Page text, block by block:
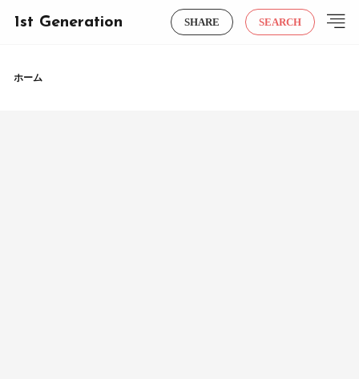
1st Generation SHARE SEARCH
ホーム